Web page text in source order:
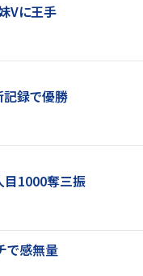
Vに王手
記録で優勝
目1000奪三振
で感無量